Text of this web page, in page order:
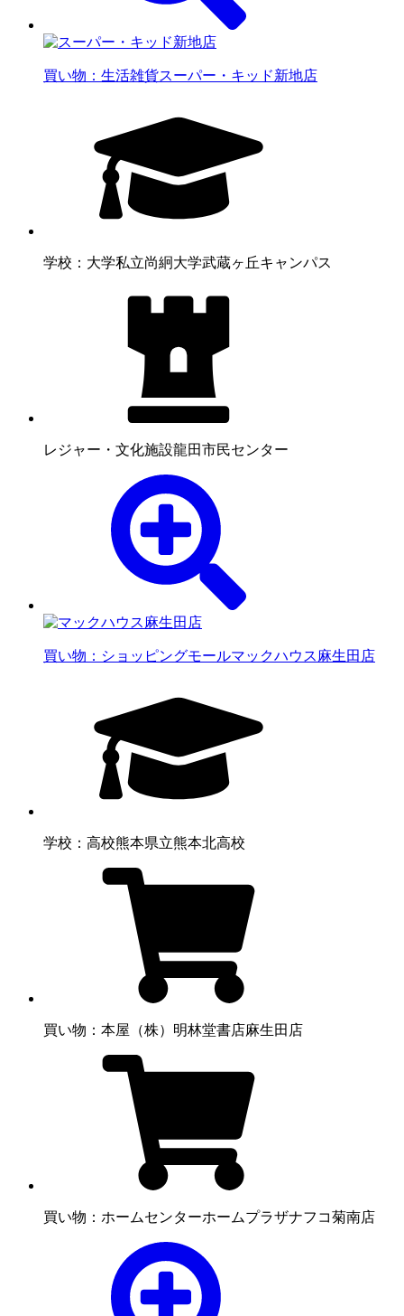
買い物：生活雑貨スーパー・キッド新地店
学校：大学私立尚絅大学武蔵ヶ丘キャンパス
レジャー・文化施設龍田市民センター
買い物：ショッピングモールマックハウス麻生田店
学校：高校熊本県立熊本北高校
買い物：本屋 （株）明林堂書店麻生田店
買い物：ホームセンターホームプラザナフコ菊南店